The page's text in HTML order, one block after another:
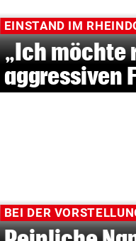
EINSTAND IM
„Ich möchte
aggressiven
BEI DER